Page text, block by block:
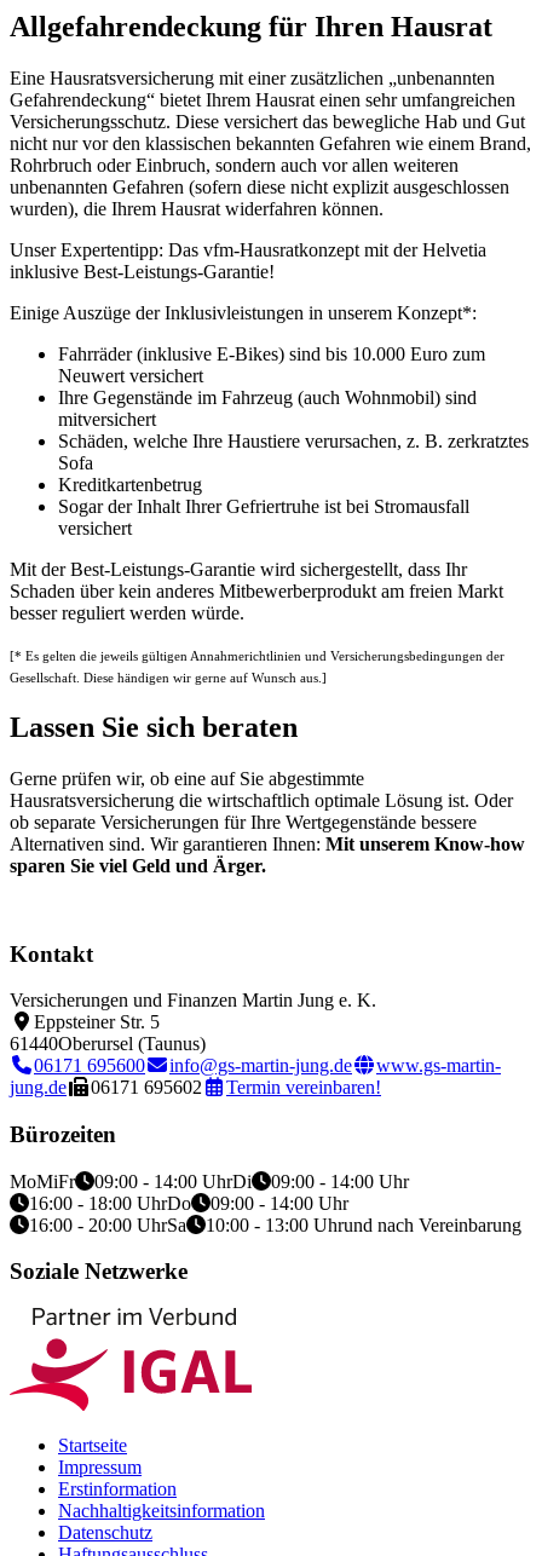
Allgefahrendeckung für Ihren Hausrat
Eine Hausratsversicherung mit einer zusätzlichen „unbenannten
Gefahrendeckung“ bietet Ihrem Hausrat einen sehr umfangreichen
Versicherungsschutz. Diese versichert das bewegliche Hab und Gut
nicht nur vor den klassischen bekannten Gefahren wie einem Brand,
Rohrbruch oder Einbruch, sondern auch vor allen weiteren
unbenannten Gefahren (sofern diese nicht explizit ausgeschlossen
wurden), die Ihrem Hausrat widerfahren können.
Unser Expertentipp: Das vfm-Hausratkonzept mit der Helvetia
inklusive Best-Leistungs-Garantie!
Einige Auszüge der Inklusivleistungen in unserem Konzept*:
Fahrräder (inklusive E-Bikes) sind bis 10.000 Euro zum
Neuwert versichert
Ihre Gegenstände im Fahrzeug (auch Wohnmobil) sind
mitversichert
Schäden, welche Ihre Haustiere verursachen, z. B. zerkratztes
Sofa
Kreditkartenbetrug
Sogar der Inhalt Ihrer Gefriertruhe ist bei Stromausfall
versichert
Mit der Best-Leistungs-Garantie wird sichergestellt, dass Ihr
Schaden über kein anderes Mitbewerberprodukt am freien Markt
besser reguliert werden würde.
[* Es gelten die jeweils gültigen Annahmerichtlinien und Versicherungsbedingungen der
Gesellschaft. Diese händigen wir gerne auf Wunsch aus.]
Lassen Sie sich beraten
Gerne prüfen wir, ob eine auf Sie abgestimmte
Hausratsversicherung die wirtschaftlich optimale Lösung ist. Oder
ob separate Versicherungen für Ihre Wertgegenstände bessere
Alternativen sind. Wir garantieren Ihnen: Mit unserem Know-how
sparen Sie viel Geld und Ärger.
Kontakt
Versicherungen und Finanzen Martin Jung e. K.
Eppsteiner Str. 5
61440Oberursel (Taunus)
06171 695600
info@gs-martin-jung.de
www.gs-martin-
jung.de
06171 695602 Termin vereinbaren!
Bürozeiten
MoMiFr 09:00 - 14:00 UhrDi
09:00 - 14:00 Uhr
16:00 - 18:00 UhrDo
09:00 - 14:00 Uhr
16:00 - 20:00 UhrSa 10:00 - 13:00 Uhrund nach Vereinbarung
Soziale Netzwerke
Startseite
Impressum
Erstinformation
Nachhaltigkeitsinformation
Datenschutz